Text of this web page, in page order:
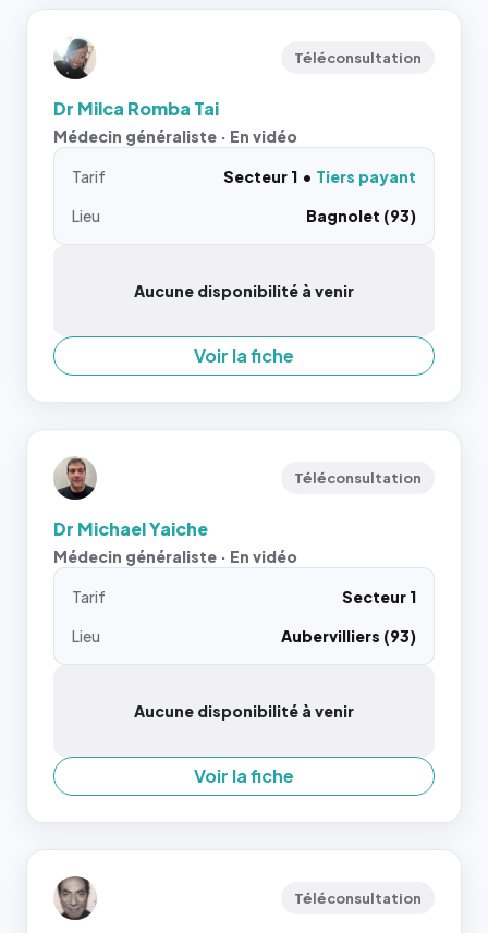
Téléconsultation
Dr Milca Romba Tai
Médecin généraliste · En vidéo
Tarif Secteur 1
Tiers payant
Lieu
Bagnolet (93)
Aucune disponibilité à venir
Voir la fiche
Téléconsultation
Dr Michael Yaiche
Médecin généraliste · En vidéo
Tarif
Secteur 1
Lieu
Aubervilliers (93)
Aucune disponibilité à venir
Voir la fiche
Téléconsultation